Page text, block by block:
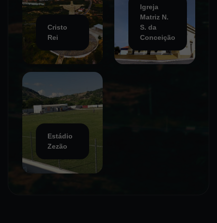
Cristo
Rei
Igreja
Matriz N.
S. da
Conceição
Estádio
Zezão